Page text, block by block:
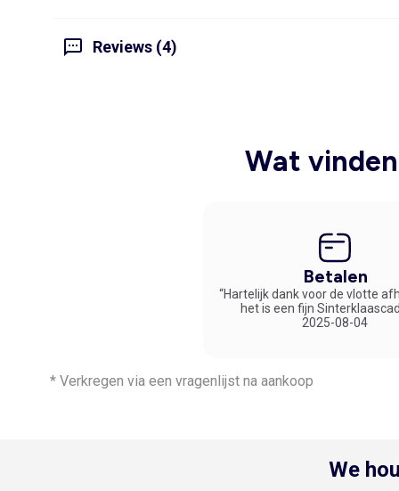
Reviews (4)
Wat
Betalen
“Hartelijk dank voor de vlotte
het is een fijn
2025-08-04
* Verkregen via een vragenlijst na aankoop
We